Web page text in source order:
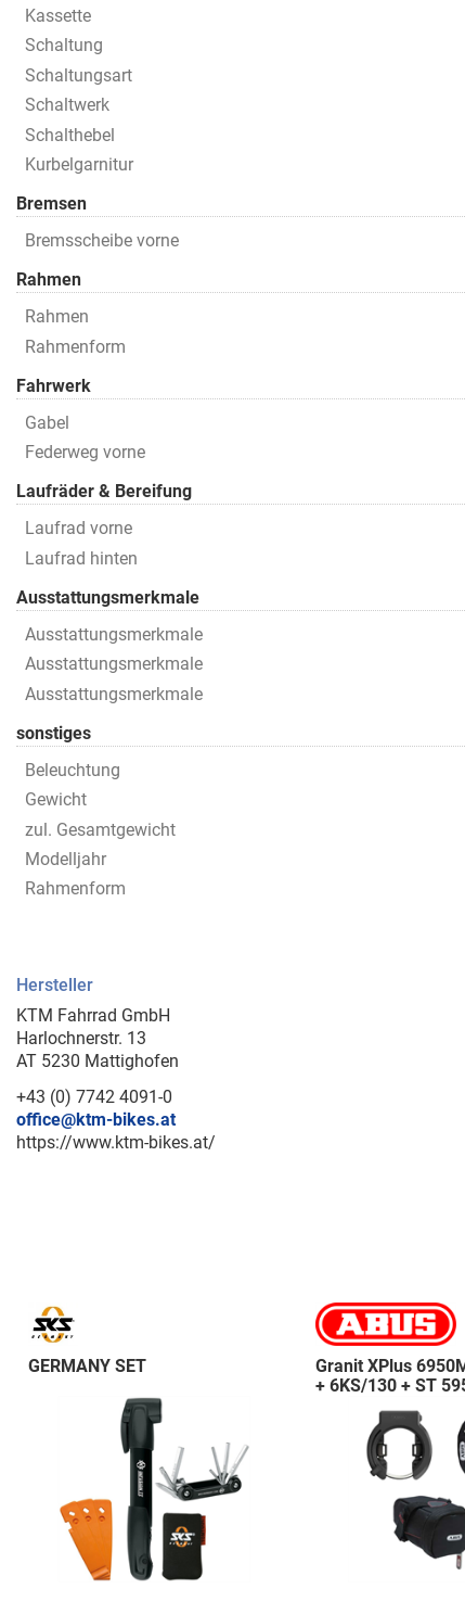
Kassette
Schaltung
Schaltungsart
Schaltwerk
Schalthebel
Kurbelgarnitur
Bremsen
Bremsscheibe vorne
Rahmen
Rahmen
Rahmenform
Fahrwerk
Gabel
Federweg vorne
Laufräder & Bereifung
Laufrad vorne
Laufrad hinten
Ausstattungsmerkmale
Ausstattungsmerkmale
Ausstattungsmerkmale
Ausstattungsmerkmale
sonstiges
Beleuchtung
Gewicht
zul. Gesamtgewicht
Modelljahr
Rahmenform
Hersteller
KTM Fahrrad GmbH
Harlochnerstr. 13
AT 5230 Mattighofen
+43 (0) 7742 4091-0
office@ktm-bikes.at
https://www.ktm-bikes.at/
GERMANY SET
Granit XPlus
+ 6KS/130 + ST